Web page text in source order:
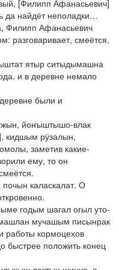
[Филипп Афанасьевич]
да найдёт неполадки…
Филипп Афанасьевич
разговаривает, смеётся,
ятыр ситыдымашна
и в деревне немало
были и
йоҥыштышо-влак
кидшым рӱзалын,
заметив какие-
ему, то он
почын каласкалат. О
годым шагал огыл уто-
мучашым писынрак
работы кормоцехов
быстрее положить конец